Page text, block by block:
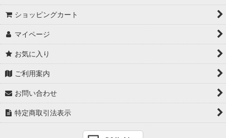
ショッピングカート
マイページ
お気に入り
ご利用案内
お問い合わせ
特定商取引法表示